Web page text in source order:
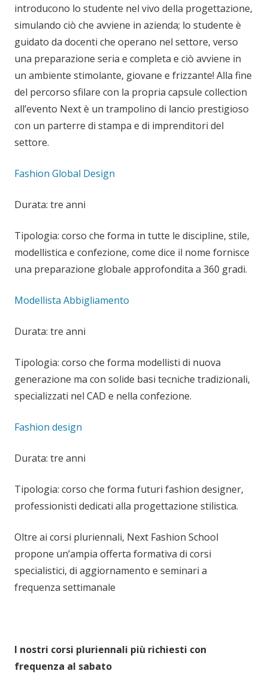
introducono lo studente nel vivo della progettazione,
simulando ciò che avviene in azienda; lo studente è
guidato da docenti che operano nel settore, verso
una preparazione seria e completa e ciò avviene in
un ambiente stimolante, giovane e frizzante! Alla fine
del percorso sfilare con la propria capsule collection
all’evento Next è un trampolino di lancio prestigioso
con un parterre di stampa e di imprenditori del
settore.
Fashion Global Design
Durata: tre anni
Tipologia: corso che forma in tutte le discipline, stile,
modellistica e confezione, come dice il nome fornisce
una preparazione globale approfondita a 360 gradi.
Modellista Abbigliamento
Durata: tre anni
Tipologia: corso che forma modellisti di nuova
generazione ma con solide basi tecniche tradizionali,
specializzati nel CAD e nella confezione.
Fashion design
Durata: tre anni
Tipologia: corso che forma futuri fashion designer,
professionisti dedicati alla progettazione stilistica.
Oltre ai corsi pluriennali, Next Fashion School
propone un’ampia offerta formativa di corsi
specialistici, di aggiornamento e seminari a
frequenza settimanale
I nostri corsi pluriennali più richiesti con
frequenza al sabato